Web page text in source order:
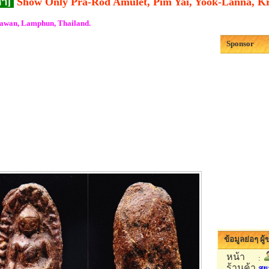
Lamphun, Thailand.
Sponsor
ข้อมูลย่อๆ ผู้
หน้า
: